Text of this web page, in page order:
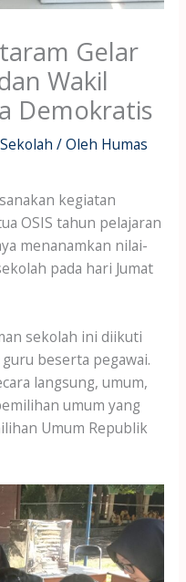
Gelar
Wakil
Demokratis
/ Oleh Humas
kegiatan
OSIS tahun pelajaran
menanamkan nilai-
pada hari Jumat
sekolah ini diikuti
beserta pegawai.
langsung, umum,
umum yang
Umum Republik